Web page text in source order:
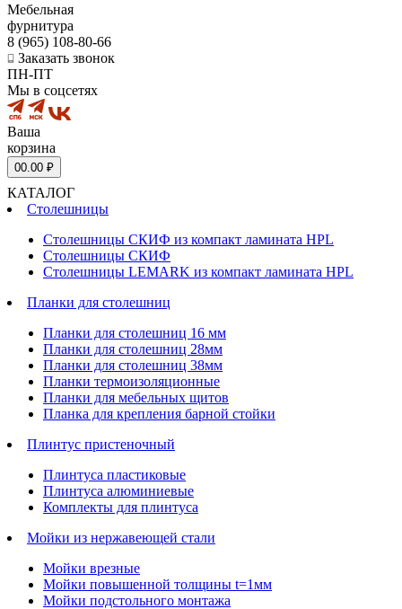
Мебельная
фурнитура
8 (965) 108-80-66
Заказать звонок
ПН-ПТ
Мы в соцсетях
Ваша
корзина
00.00 ₽
КАТАЛОГ
Столешницы
Столешницы СКИФ из компакт ламината HPL
Столешницы СКИФ
Столешницы LEMARK из компакт ламината HPL
Планки для столешниц
Планки для столешниц 16 мм
Планки для столешниц 28мм
Планки для столешниц 38мм
Планки термоизоляционные
Планки для мебельных щитов
Планка для крепления барной стойки
Плинтус пристеночный
Плинтуса пластиковые
Плинтуса алюминиевые
Комплекты для плинтуса
Мойки из нержавеющей стали
Мойки врезные
Мойки повышенной толщины t=1мм
Мойки подстольного монтажа